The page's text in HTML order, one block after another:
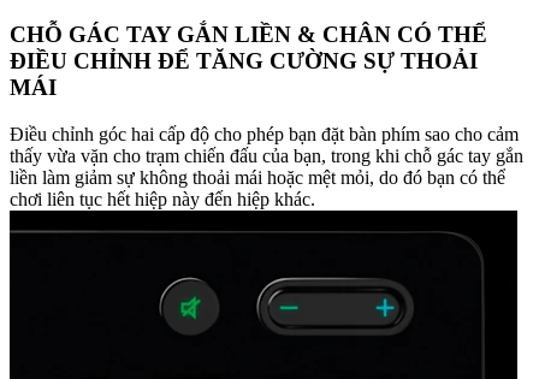
CHỖ GÁC TAY GẮN LIỀN & CHÂN CÓ THỂ
ĐIỀU CHỈNH ĐỂ TĂNG CƯỜNG SỰ THOẢI
MÁI
Điều chỉnh góc hai cấp độ cho phép bạn đặt bàn phím sao cho cảm
thấy vừa vặn cho trạm chiến đấu của bạn, trong khi chỗ gác tay gắn
liền làm giảm sự không thoải mái hoặc mệt mỏi, do đó bạn có thể
chơi liên tục hết hiệp này đến hiệp khác.